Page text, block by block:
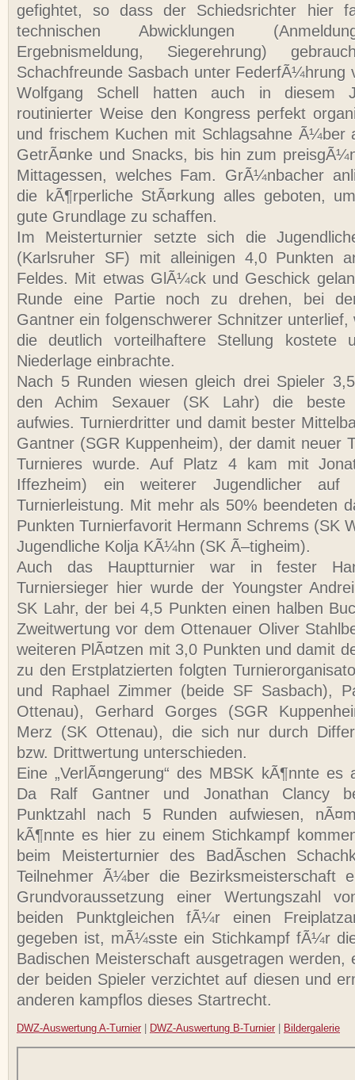
gefightet, so dass der Schiedsrichter hier
technischen Abwicklungen
Ergebnismeldung, Siegerehrung)
Schachfreunde Sasbach unter FederfÃ¼hrung
Wolfgang Schell hatten auch in diesem
routinierter Weise den Kongress perfekt
und frischem Kuchen mit Schlagsahne Ã¼ber
GetrÃ¤nke und Snacks, bis hin zum
Mittagessen, welches Fam. GrÃ¼nbacher
die kÃ¶rperliche StÃ¤rkung alles geboten,
gute Grundlage zu schaffen.
Im Meisterturnier setzte sich die
(Karlsruher SF) mit alleinigen 4,0 Punkten
Feldes. Mit etwas GlÃ¼ck und Geschick
Runde eine Partie noch zu drehen, bei
Gantner ein folgenschwerer Schnitzer
die deutlich vorteilhaftere Stellung kostete
Niederlage einbrachte.
Nach 5 Runden wiesen gleich drei Spieler
den Achim Sexauer (SK Lahr) die beste
aufwies. Turnierdritter und damit bester
Gantner (SGR Kuppenheim), der damit neuer
Turnieres wurde. Auf Platz 4 kam mit
Iffezheim) ein weiterer Jugendlicher auf
Turnierleistung. Mit mehr als 50% beendeten
Punkten Turnierfavorit Hermann Schrems (SK
Jugendliche Kolja KÃ¼hn (SK Ã–tigheim).
Auch das Hauptturnier war in fester
Turniersieger hier wurde der Youngster
SK Lahr, der bei 4,5 Punkten einen halben
Zweitwertung vor dem Ottenauer Oliver
weiteren PlÃ¤tzen mit 3,0 Punkten und damit
zu den Erstplatzierten folgten
und Raphael Zimmer (beide SF Sasbach),
Ottenau), Gerhard Gorges (SGR
Merz (SK Ottenau), die sich nur durch
bzw. Drittwertung unterschieden.
Eine „VerlÃ¤ngerung“ des MBSK kÃ¶nnte es
Da Ralf Gantner und Jonathan Clancy
Punktzahl nach 5 Runden aufwiesen,
kÃ¶nnte es hier zu einem Stichkampf
beim Meisterturnier des BadÃ­schen
Teilnehmer Ã¼ber die Bezirksmeisterschaft
Grundvoraussetzung einer Wertungszahl
beiden Punktgleichen fÃ¼r einen
gegeben ist, mÃ¼sste ein Stichkampf fÃ¼r
Badischen Meisterschaft ausgetragen werden,
der beiden Spieler verzichtet auf diesen und
anderen kampflos dieses Startrecht.
DWZ-Auswertung A-Turnier| DWZ-Auswertung B-Turnier| Bildergalerie